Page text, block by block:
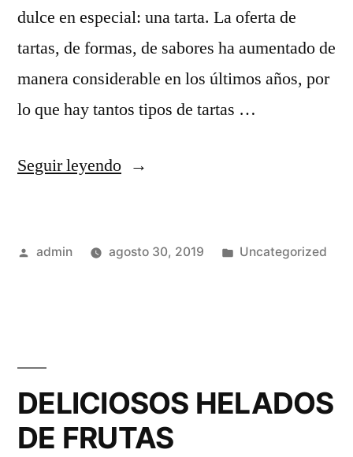
dulce en especial: una tarta. La oferta de
tartas, de formas, de sabores ha aumentado de
manera considerable en los últimos años, por
lo que hay tantos tipos de tartas …
Seguir leyendo«COMO
RICA
Publicado
admin agosto 30, 2019
Publicado
Uncategorized
DELICIOSOS HELADOS
DE FRUTAS